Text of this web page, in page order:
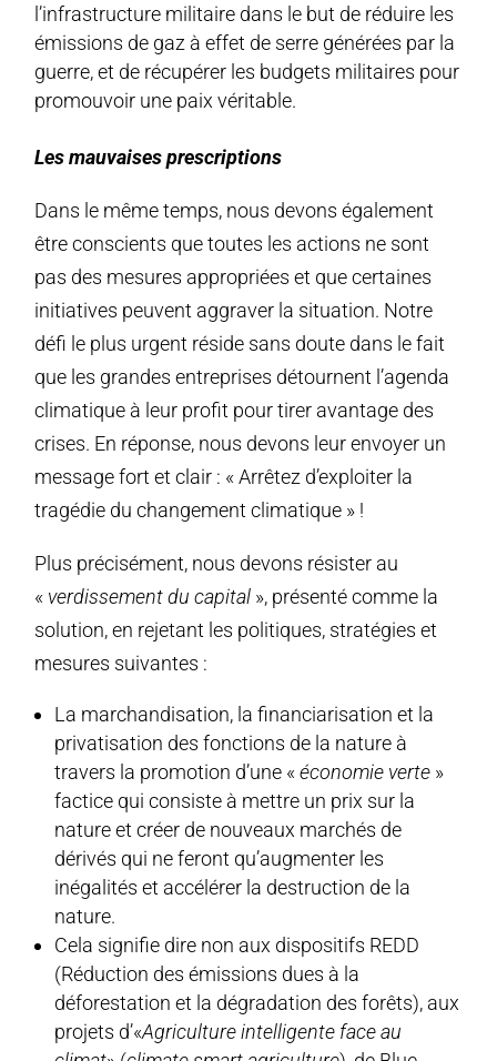
l’infrastructure militaire dans le but de réduire les
émissions de gaz à effet de serre générées par la
guerre, et de récupérer les budgets militaires pour
promouvoir une paix véritable.
Les mauvaises prescriptions
Dans le même temps, nous devons également
être conscients que toutes les actions ne sont
pas des mesures appropriées et que certaines
initiatives peuvent aggraver la situation. Notre
défi le plus urgent réside sans doute dans le fait
que les grandes entreprises détournent l’agenda
climatique à leur profit pour tirer avantage des
crises. En réponse, nous devons leur envoyer un
message fort et clair : « Arrêtez d’exploiter la
tragédie du changement climatique » !
Plus précisément, nous devons résister au
« verdissement du capital », présenté comme la
solution, en rejetant les politiques, stratégies et
mesures suivantes :
La marchandisation, la financiarisation et la
privatisation des fonctions de la nature à
travers la promotion d’une «économie verte »
factice qui consiste à mettre un prix sur la
nature et créer de nouveaux marchés de
dérivés qui ne feront qu’augmenter les
inégalités et accélérer la destruction de la
nature.
Cela signifie dire non aux dispositifs REDD
(Réduction des émissions dues à la
déforestation et la dégradation des forêts), aux
projets d’«Agriculture intelligente face au